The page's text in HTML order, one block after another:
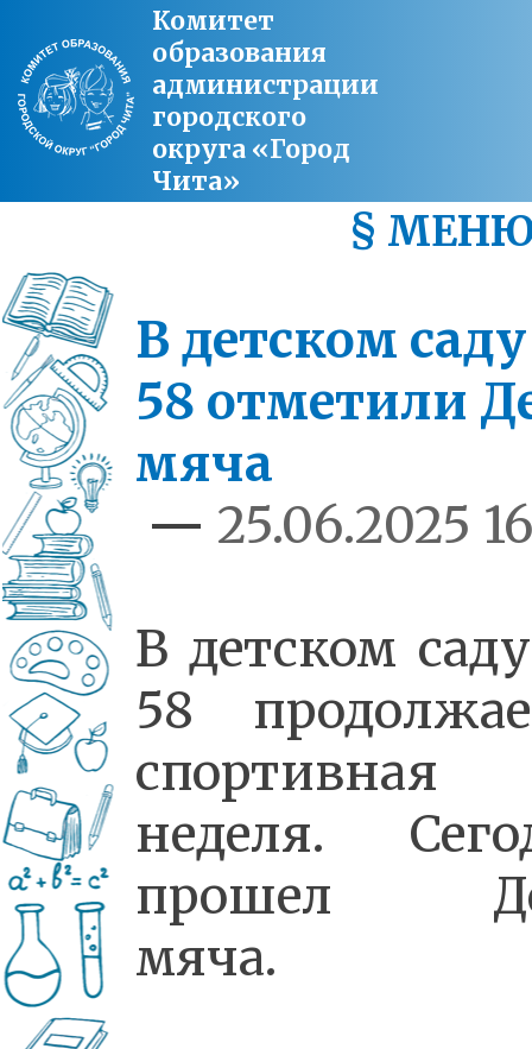
Комитет
образования
администрации
городского
округа «Город
Чита»
§
В детском
58 отметили
мяча
— 25.06.2025
В детском
58
спортивная
неделя.
прошел
мяча.